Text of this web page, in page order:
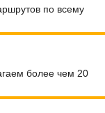
по всему
более чем 20